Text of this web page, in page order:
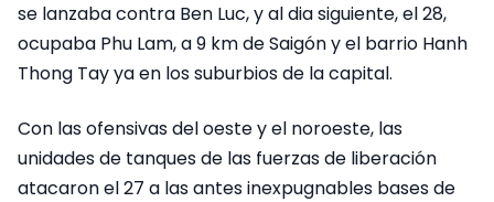
se lanzaba contra Ben Luc, y al dia siguiente, el 28,
ocupaba Phu Lam, a 9 km de Saigón y el barrio Hanh
Thong Tay ya en los suburbios de la capital.
Con las ofensivas del oeste y el noroeste, las
unidades de tanques de las fuerzas de liberación
atacaron el 27 a las antes inexpugnables bases de